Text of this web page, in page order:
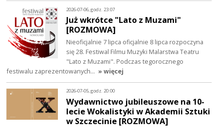
2026-07-06, godz. 23:07
Już wkrótce "Lato z Muzami"
[ROZMOWA]
Nieoficjalnie 7 lipca oficjalnie 8 lipca rozpoczyna
się 28. Festiwal Filmu Muzyki Malarstwa Teatru
"Lato z Muzami". Podczas tegorocznego
festiwalu zaprezentowanych… » więcej
2026-07-05, godz. 20:00
Wydawnictwo jubileuszowe na 10-
lecie Wokalistyki w Akademii Sztuki
w Szczecinie [ROZMOWA]